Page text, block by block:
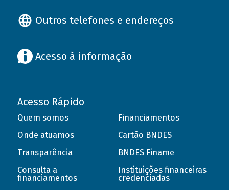
Outros telefones e endereços
Acesso à informação
Acesso Rápido
Quem somos
Onde atuamos
Transparência
Consulta a
financiamentos
Financiamentos
Cartão BNDES
BNDES Finame
Instituições financeiras
credenciadas